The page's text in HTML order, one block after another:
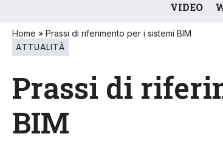
VIDEO
Home » Prassi di riferimento per i sistemi BIM
ATTUALITÀ
Prassi di
BIM